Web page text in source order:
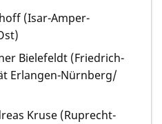
(Isar-Amper-
Bielefeldt (Friedrich-
Erlangen-Nürnberg/
Kruse (Ruprecht-